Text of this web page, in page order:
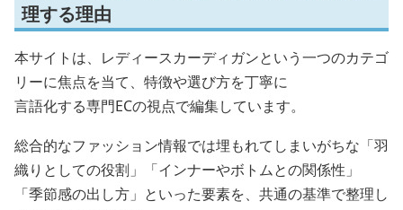
理する理由
本サイトは、レディースカーディガンという一つのカテゴ
リーに焦点を当て、特徴や選び方を丁寧に
言語化する専門ECの視点で編集しています。
総合的なファッション情報では埋もれてしまいがちな「羽
織りとしての役割」「インナーやボトムとの関係性」
「季節感の出し方」といった要素を、共通の基準で整理し